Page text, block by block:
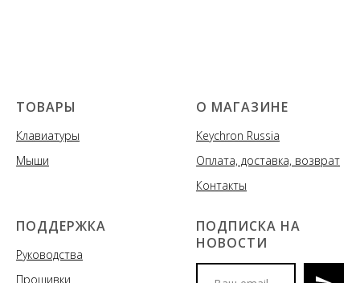
ТОВАРЫ
Клавиатуры
Мыши
О МАГАЗИНЕ
Keychron Russia
Оплата, доставка, возврат
Контакты
ПОДДЕРЖКА
Руководства
Прошивки
ПОДПИСКА НА
НОВОСТИ